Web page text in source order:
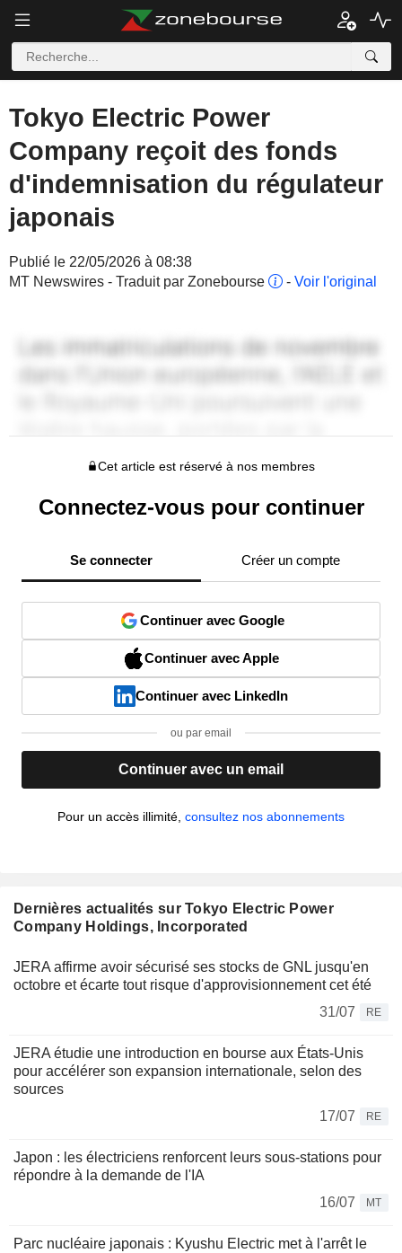
Tokyo Electric Power
Company reçoit des fonds
d'indemnisation du régulateur
japonais
Publié le 22/05/2026 à 08:38
MT Newswires - Traduit par Zonebourse
- Voir l'original
Cet article est réservé à nos membres
Connectez-vous pour continuer
Se connecter Créer un compte
Continuer avec Google
Continuer avec Apple
Continuer avec LinkedIn
ou par email
Continuer avec un email
Pour un accès illimité, consultez nos abonnements
Dernières actualités sur Tokyo Electric Power
Company Holdings, Incorporated
JERA affirme avoir sécurisé ses stocks de GNL jusqu'en
octobre et écarte tout risque d'approvisionnement cet été
31/07
RE
JERA étudie une introduction en bourse aux États-Unis
pour accélérer son expansion internationale, selon des
sources
17/07
RE
Japon : les électriciens renforcent leurs sous-stations pour
répondre à la demande de l'IA
16/07
MT
Parc nucléaire japonais : Kyushu Electric met à l'arrêt le